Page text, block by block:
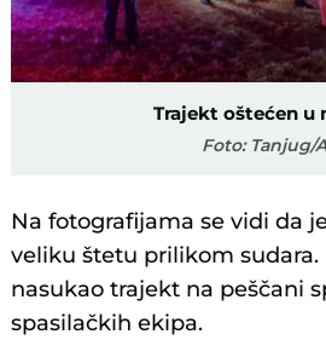
Trajekt oštećen u
Foto: Tanjug/
Na fotografijama se vidi da
veliku štetu prilikom sudara.
nasukao trajekt na peščani
spasilačkih ekipa.